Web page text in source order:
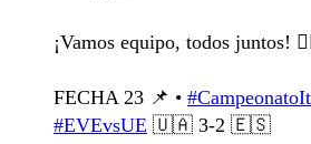
¡Vamos equipo, todos juntos!
FECHA 23 📌 •
#EVEvsUE 🇺🇦 3-2 🇪🇸